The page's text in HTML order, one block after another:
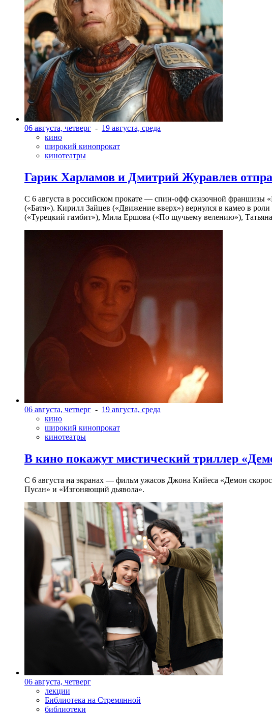
06 августа, четверг - 19 августа, среда
кино
широкий кинопрокат
кинотеатры
Гарик Харламов и Дмитрий Журавлев
С 6 августа в российском прокате — спин-офф сказочной
(«Батя»). Кирилл Зайцев («Движение вверх») вернулся в камео в
(«Турецкий гамбит»), Мила Ершова («По щучьему велению»),
06 августа, четверг - 19 августа, среда
кино
широкий кинопрокат
кинотеатры
В кино покажут мистический триллер
С 6 августа на экранах — фильм ужасов Джона Кийеса «Демон
Пусан» и «Изгоняющий дьявола».
06 августа, четверг
лекции
Библиотека на Стремянной
библиотеки